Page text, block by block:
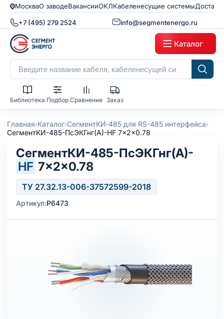
МоскваО заводеВакансииОКЛКабеленесущие системы
+7 (495) 279 2524 info@segmentenergo.ru
Каталог
Библиотека Подбор Сравнение Заказ
Главная›Каталог›СегментКИ‑485 для RS-485 интерфейса›
СегментКИ-485-ПсЭКГнг(А)-HF 7x2x0.78
СегментКИ-485-ПсЭКГнг(А)-
HF 7×2×0.78
ТУ 27.32.13-006-37572599-2018
Артикул:Р6473